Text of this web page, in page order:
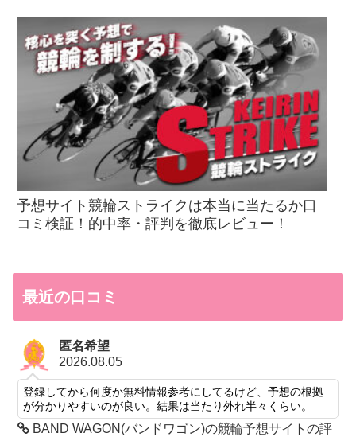
予想サイト競輪ストライクは本当に当たるか口
コミ検証！的中率・評判を徹底レビュー！
最近の口コミ
匿名希望
2026.08.05
登録してから何度か無料情報参考にしてるけど、予想の根拠
が分かりやすいのが良い。結果は当たり外れ半々くらい。
BAND WAGON(バンドワゴン)の競輪予想サイトの評